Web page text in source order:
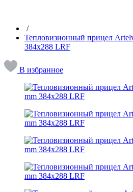
/
Тепловизионный прицел
384x288 LRF
В избранное